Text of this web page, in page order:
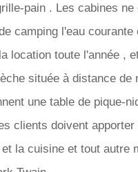
pain . Les cabines
camping l'eau
location toute l'année ,
située à distance de
une table de pique-
clients doivent
la cuisine et tout autre